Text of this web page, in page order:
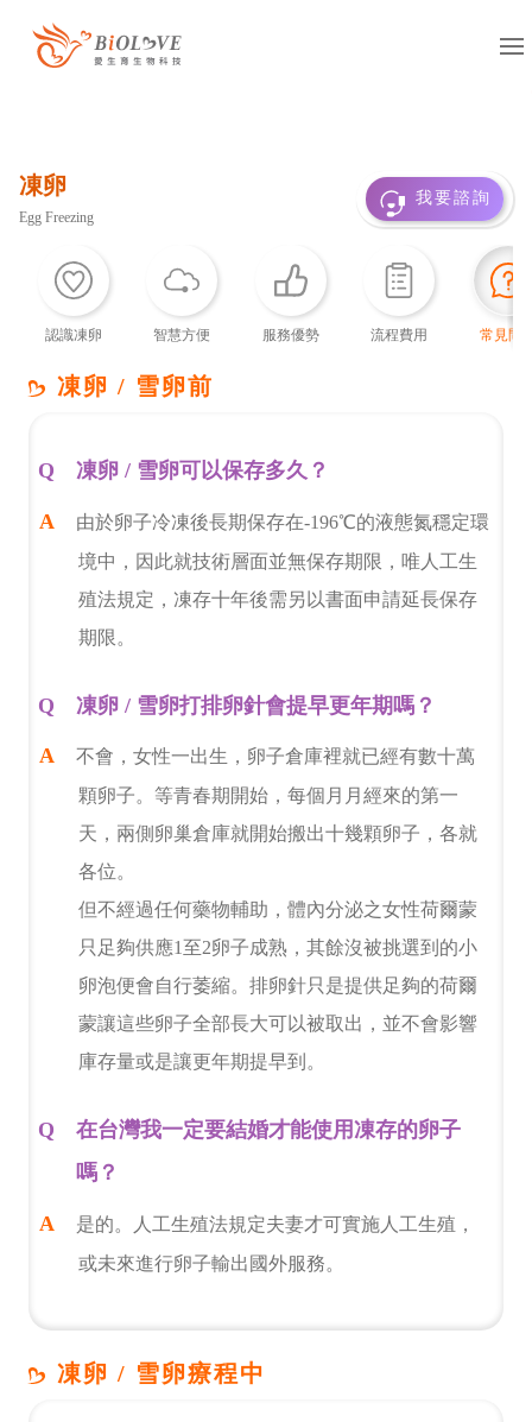
凍卵
借卵提領 國際醫療
基因診斷 抗癌專區
服務據點
新竹院
高雄辦事處
香港業務部 HK
最新消息
關於我們
心情故事
凍卵
Egg Freezing
我要諮詢
認識凍卵 智慧方便 服務優勢 流程費用 常見問
凍卵 / 雪卵前
凍卵 / 雪卵可以保存多久？
由於卵子冷凍後長期保存在-196℃的液態氮穩定環
境中，因此就技術層面並無保存期限，唯人工生
殖法規定，凍存十年後需另以書面申請延長保存
期限。
凍卵 / 雪卵打排卵針會提早更年期嗎？
不會，女性一出生，卵子倉庫裡就已經有數十萬
顆卵子。等青春期開始，每個月月經來的第一
天，兩側卵巢倉庫就開始搬出十幾顆卵子，各就
各位。
但不經過任何藥物輔助，體內分泌之女性荷爾蒙
只足夠供應1至2卵子成熟，其餘沒被挑選到的小
卵泡便會自行萎縮。排卵針只是提供足夠的荷爾
蒙讓這些卵子全部長大可以被取出，並不會影響
庫存量或是讓更年期提早到。
在台灣我一定要結婚才能使用凍存的卵子
嗎？
是的。人工生殖法規定夫妻才可實施人工生殖，
或未來進行卵子輸出國外服務。
凍卵 / 雪卵療程中